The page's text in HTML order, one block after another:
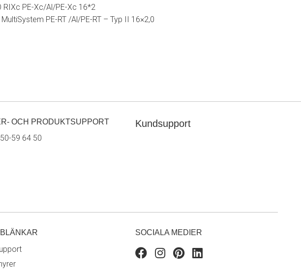
RIXc PE-Xc/Al/PE-Xc 16*2
PE-RT /Al/PE-RT – Typ II 16×2,0
OCH PRODUKTSUPPORT
59 64 50
Kundsupport
SOCIALA MEDIER
FacebookInstagram
Pinterest